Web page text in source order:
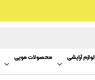
لوازم آرایشی محصولات مویی